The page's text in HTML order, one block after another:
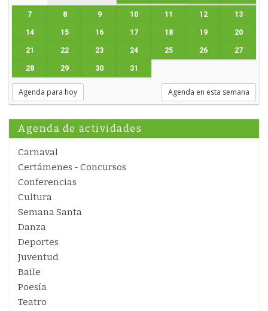
7 8 9 10 11 12 13
14 15 16 17 18 19 20
21 22 23 24 25 26 27
28 29 30 31
Agenda para hoy Agenda en esta semana
Agenda de actividades
Carnaval
Certámenes - Concursos
Conferencias
Cultura
Semana Santa
Danza
Deportes
Juventud
Baile
Poesía
Teatro